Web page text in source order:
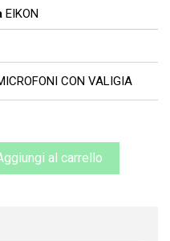
EIKON
CON VALIGIA
al carrello